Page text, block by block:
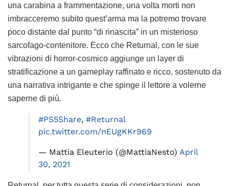
una carabina a frammentazione, una volta morti non
imbracceremo subito quest’arma ma la potremo trovare
poco distante dal punto “di rinascita” in un misterioso
sarcofago-contenitore. Ecco che Returnal, con le sue
vibrazioni di horror-cosmico aggiunge un layer di
stratificazione a un gameplay raffinato e ricco, sostenuto da
una narrativa intrigante e che spinge il lettore a volerne
saperne di più.
#PS5Share, #Returnal
pic.twitter.com/nEUgKKr969
— Mattia Eleuterio (@MattiaNesto) April
30, 2021